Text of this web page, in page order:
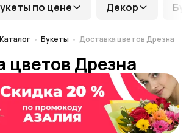
по цене Декор
Каталог Букеты Доставка цветов Дрезна
цветов Дрезна